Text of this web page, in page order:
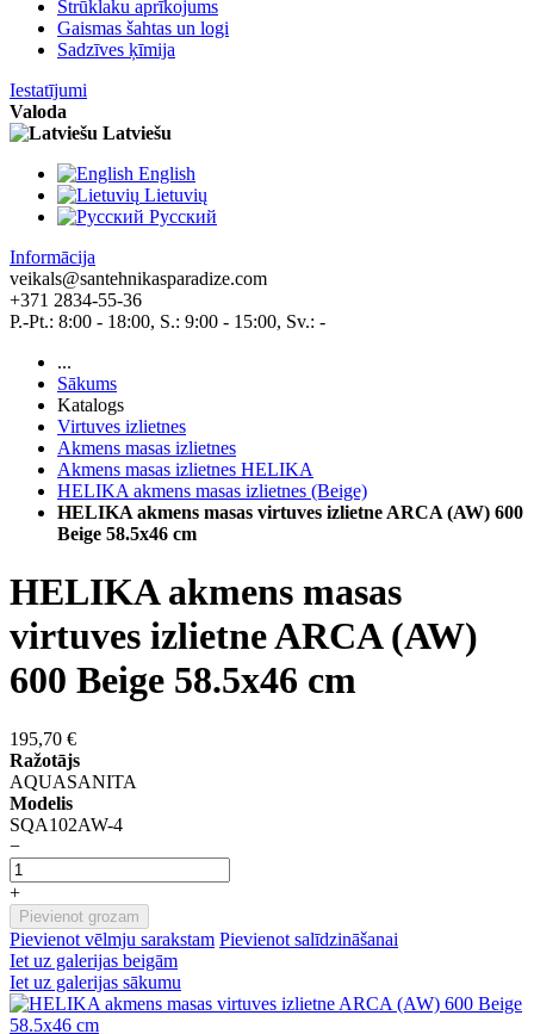
Strūklaku aprīkojums
Gaismas šahtas un logi
Sadzīves ķīmija
Iestatījumi
Valoda
Latviešu
English
Lietuvių
Pусский
Informācija
veikals@santehnikasparadize.com
+371 2834-55-36
P.-Pt.: 8:00 - 18:00, S.: 9:00 - 15:00, Sv.: -
...
Sākums
Katalogs
Virtuves izlietnes
Akmens masas izlietnes
Akmens masas izlietnes HELIKA
HELIKA akmens masas izlietnes (Beige)
HELIKA akmens masas virtuves izlietne ARCA (AW) 600
Beige 58.5x46 cm
HELIKA akmens masas
virtuves izlietne ARCA (AW)
600 Beige 58.5x46 cm
195,70 €
Ražotājs
AQUASANITA
Modelis
SQA102AW-4
−
+
Pievienot grozam
Pievienot vēlmju sarakstam Pievienot salīdzināšanai
Iet uz galerijas beigām
Iet uz galerijas sākumu